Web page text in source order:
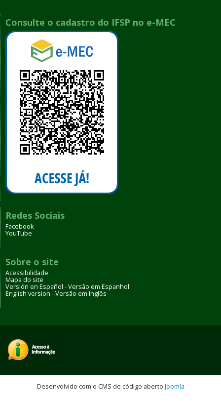
Consulte o cadastro do IFSP no e-MEC
Redes Sociais
Facebook
YouTube
Sobre o site
Acessibilidade
Mapa do site
Versión en Español - Versão em Espanhol
English version - Versão em Inglês
Desenvolvido com o CMS de código aberto Joomla